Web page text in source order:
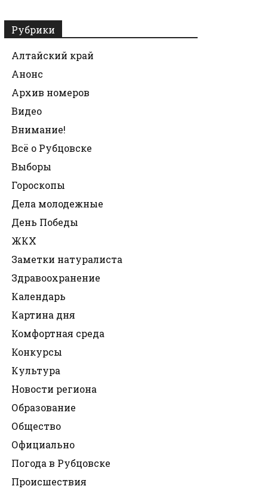
Рубрики
Алтайский край
Анонс
Архив номеров
Видео
Внимание!
Всё о Рубцовске
Выборы
Гороскопы
Дела молодежные
День Победы
ЖКХ
Заметки натуралиста
Здравоохранение
Календарь
Картина дня
Комфортная среда
Конкурсы
Культура
Новости региона
Образование
Общество
Официально
Погода в Рубцовске
Происшествия